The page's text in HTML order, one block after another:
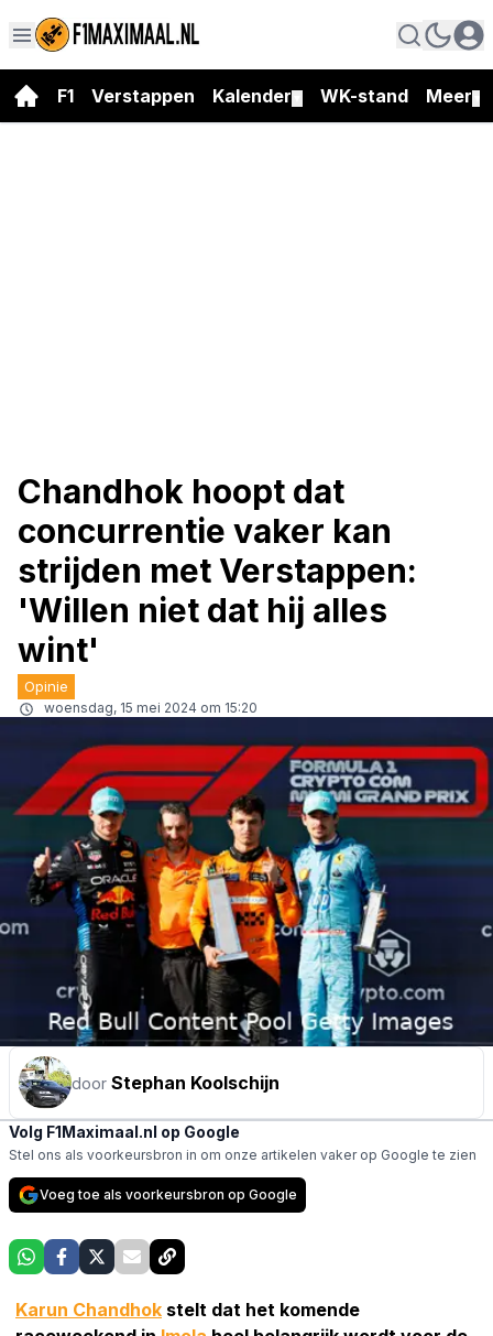
F1 Verstappen Kalender WK-stand Meer
Chandhok hoopt dat
concurrentie vaker kan
strijden met Verstappen:
'Willen niet dat hij alles
wint'
Opinie
woensdag, 15 mei 2024 om 15:20
door Stephan Koolschijn
Volg F1Maximaal.nl op Google
Stel ons als voorkeursbron in om onze artikelen vaker op Google te zien
Voeg toe als voorkeursbron op Google
Karun Chandhok stelt dat het komende